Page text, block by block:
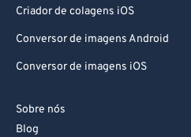
Criador de colagens iOS
Conversor de imagens Android
Conversor de imagens iOS
Sobre nós
Blog